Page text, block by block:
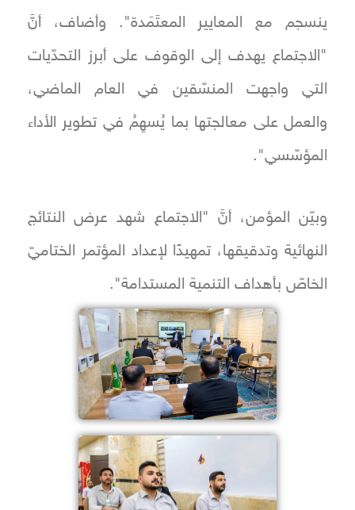
ينسجم مع المعايير المعتَمَدة". وأضاف، أنَّ
"الاجتماع يهدف إلى الوقوف على أبرز التحدّيات
التي واجهت المنسّقين في العام الماضي،
والعمل على معالجتها بما يُسهِمُ في تطوير الأداء
المؤسّسي".
وبيّن المؤمن، أنَّ "الاجتماع شهد عرض النتائج
النهائية وتدقيقها، تمهيدًا لإعداد المؤتمر الختاميّ
الخاصّ بأهداف التنمية المستدامة".